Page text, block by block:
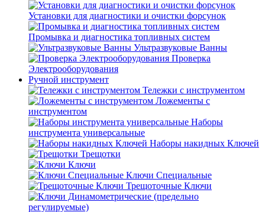
Установки для диагностики и очистки форсунок
Промывка и диагностика топливных систем
Ультразвуковые Ванны
Проверка
Электрооборудования
Ручной инструмент
Тележки с инструментом
Ложементы с
инструментом
Наборы
инструмента универсальные
Наборы накидных Ключей
Трещотки
Ключи
Ключи Специальные
Трещоточные Ключи